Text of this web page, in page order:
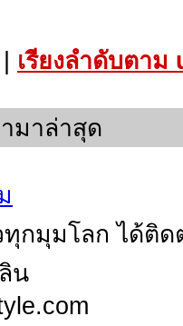
เรียงลำดับตาม
มาล่าสุด
กมุมโลก ได้ติ
น